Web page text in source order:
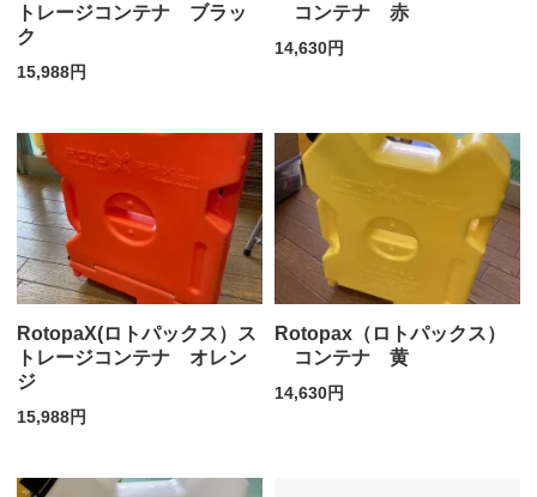
トレージコンテナ ブラッ
ク
15,988円
コンテナ 赤
14,630円
RotopaX(ロトパックス）ス
トレージコンテナ オレン
ジ
15,988円
Rotopax（ロトパックス）
コンテナ 黄
14,630円